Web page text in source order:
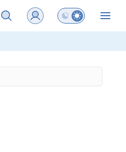
Preklopi barvni